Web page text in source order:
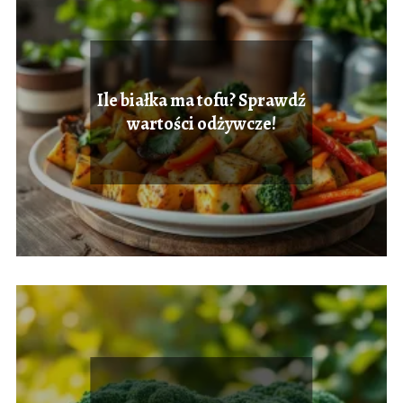
Ile białka ma tofu? Sprawdź
wartości odżywcze!